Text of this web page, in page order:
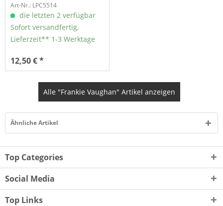
Art-Nr.: LPC5514
die letzten 2 verfügbar
Sofort versandfertig,
Lieferzeit** 1-3 Werktage
12,50 € *
Alle "Frankie Vaughan" Artikel anzeigen
Ähnliche Artikel
Top Categories
Social Media
Top Links